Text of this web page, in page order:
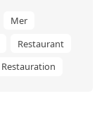
Mer
Restaurant
Restauration